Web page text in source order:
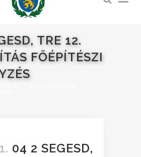
TRE 12.
FŐÉPÍTÉSZI
04 2 SEGESD,